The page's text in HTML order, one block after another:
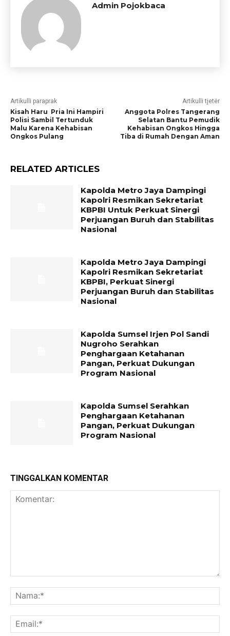
Admin Pojokbaca
Artikulli paraprak
Kisah Haru Pria Ini Hampiri
Polisi Sambil Tertunduk
Malu Karena Kehabisan
Ongkos Pulang
Artikulli tjetër
Anggota Polres Tangerang
Selatan Bantu Pemudik
Kehabisan Ongkos Hingga
Tiba di Rumah Dengan Aman
RELATED ARTICLES
Kapolda Metro Jaya Dampingi
Kapolri Resmikan Sekretariat
KBPBI Untuk Perkuat Sinergi
Perjuangan Buruh dan Stabilitas
Nasional
Kapolda Metro Jaya Dampingi
Kapolri Resmikan Sekretariat
KBPBI, Perkuat Sinergi
Perjuangan Buruh dan Stabilitas
Nasional
Kapolda Sumsel Irjen Pol Sandi
Nugroho Serahkan
Penghargaan Ketahanan
Pangan, Perkuat Dukungan
Program Nasional
Kapolda Sumsel Serahkan
Penghargaan Ketahanan
Pangan, Perkuat Dukungan
Program Nasional
TINGGALKAN KOMENTAR